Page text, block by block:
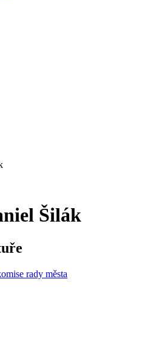
Šilák
rady města